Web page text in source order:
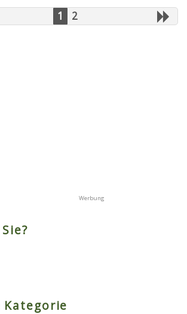
1 2
Kategorie